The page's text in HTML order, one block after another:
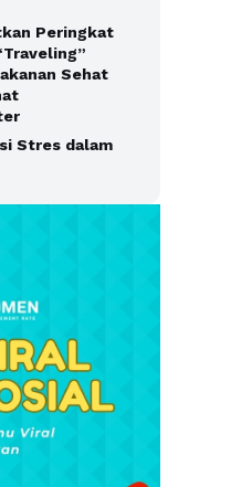
Peringkat
Sehat
Stres dalam